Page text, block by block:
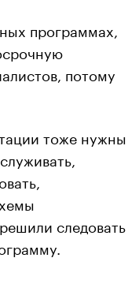
программах,
потому
тоже нужны
следовать